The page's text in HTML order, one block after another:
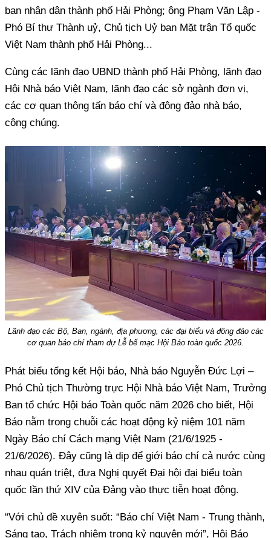
ban nhân dân thành phố Hải Phòng; ông Phạm Văn Lập -
Phó Bí thư Thành uỷ, Chủ tịch Uỷ ban Mặt trận Tổ quốc
Việt Nam thành phố Hải Phòng...
Cùng các lãnh đạo UBND thành phố Hải Phòng, lãnh đạo
Hội Nhà báo Việt Nam, lãnh đạo các sở ngành đơn vị,
các cơ quan thông tấn báo chí và đông đảo nhà báo,
công chúng.
Lãnh đạo các Bộ, Ban, ngành, địa phương, các đại biểu và đông đảo các
cơ quan báo chí tham dự Lễ bế mạc Hội Báo toàn quốc 2026.
Phát biểu tổng kết Hội báo, Nhà báo Nguyễn Đức Lợi –
Phó Chủ tịch Thường trực Hội Nhà báo Việt Nam, Trưởng
Ban tổ chức Hội báo Toàn quốc năm 2026 cho biết, Hội
Báo nằm trong chuỗi các hoạt động kỷ niệm 101 năm
Ngày Báo chí Cách mạng Việt Nam (21/6/1925 -
21/6/2026). Đây cũng là dịp để giới báo chí cả nước cùng
nhau quán triệt, đưa Nghị quyết Đại hội đại biểu toàn
quốc lần thứ XIV của Đảng vào thực tiễn hoạt động.
“Với chủ đề xuyên suốt: “Báo chí Việt Nam - Trung thành,
Sáng tạo, Trách nhiệm trong kỷ nguyên mới”, Hội Báo